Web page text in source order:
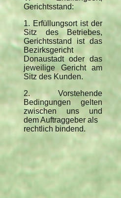
Gerichtsstand:
1. Erfüllungsort ist der
Sitz des Betriebes,
Gerichtsstand ist das
Bezirksgericht
Donaustadt oder das
jeweilige Gericht am
Sitz des Kunden.
2. Vorstehende
Bedingungen gelten
zwischen uns und
dem Auftraggeber als
rechtlich bindend.